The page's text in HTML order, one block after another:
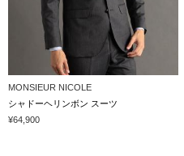
MONSIEUR NICOLE
シャドーヘリンボン スーツ
¥64,900